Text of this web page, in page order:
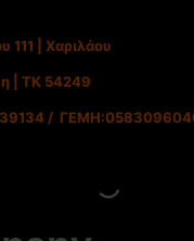
111 | Χαριλάου
| ΤΚ 54249
/